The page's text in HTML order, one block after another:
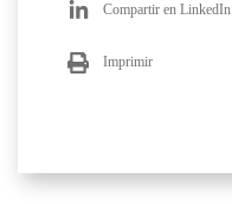
Compartir en LinkedIn
Imprimir